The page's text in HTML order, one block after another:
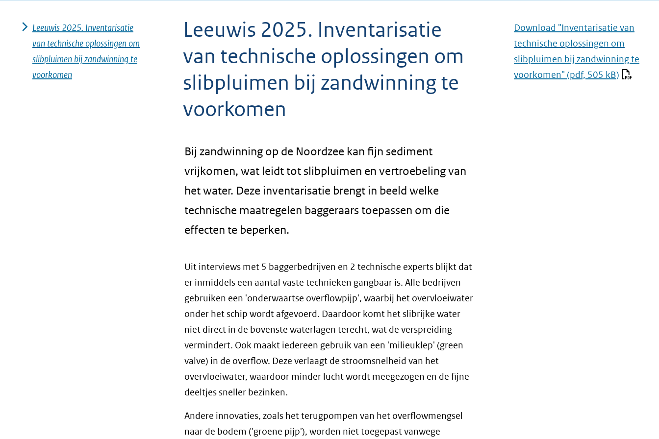
Leeuwis 2025. Inventarisatie
van technische oplossingen om
slibpluimen bij zandwinning te
voorkomen
Bij zandwinning op de Noordzee kan fijn sediment
vrijkomen, wat leidt tot slibpluimen en vertroebeling van
het water. Deze inventarisatie brengt in beeld welke
technische maatregelen baggeraars toepassen om die
effecten te beperken.
Uit interviews met 5 baggerbedrijven en 2 technische experts blijkt dat
er inmiddels een aantal vaste technieken gangbaar is. Alle bedrijven
gebruiken een 'onderwaartse overflowpijp', waarbij het overvloeiwater
onder het schip wordt afgevoerd. Daardoor komt het slibrijke water
niet direct in de bovenste waterlagen terecht, wat de verspreiding
vermindert. Ook maakt iedereen gebruik van een 'milieuklep' (green
valve) in de overflow. Deze verlaagt de stroomsnelheid van het
overvloeiwater, waardoor minder lucht wordt meegezogen en de fijne
deeltjes sneller bezinken.
Andere innovaties, zoals het terugpompen van het overflowmengsel
naar de bodem ('groene pijp'), worden niet toegepast vanwege
Download "Inventarisatie van
technische oplossingen om
slibpluimen bij zandwinning te
voorkomen" (pdf, 505 kB)
Leeuwis 2025. Inventarisatie
van technische oplossingen om
slibpluimen bij zandwinning te
voorkomen